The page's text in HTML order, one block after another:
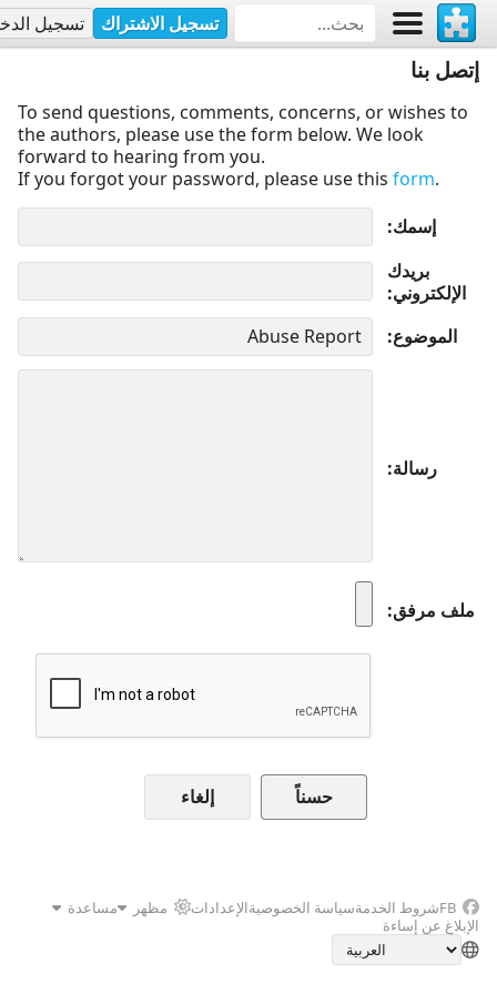
تسجيل الاشتراك تسجيل
إتصل بنا
To send questions, comments, concerns, or wishes to
the authors, please use the form below. We look
forward to hearing from you.
If you forgot your password, please use this form.
إسمك
بريدك
الإلكتروني
الموضوع
رسالة
ملف مرفق
إلغاء
FBشروط الخدمةسياسة الخصوصيةالإعدادات مظهر
مساعدة
الإبلاغ عن إساءة